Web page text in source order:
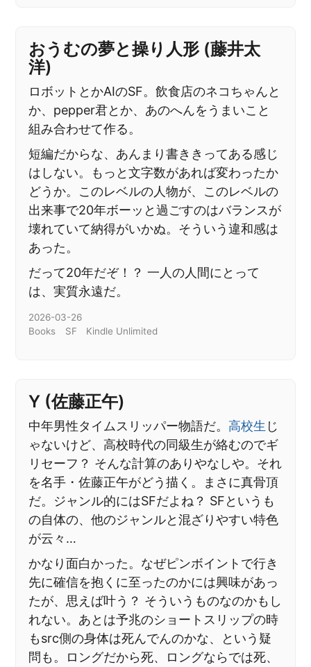
おうむの夢と操り人形 (藤井太
洋)
ロボットとかAIのSF。飲食店のネコちゃんと
か、pepper君とか、あのへんをうまいこと
組み合わせて作る。
短編だからな、あんまり書ききってある感じ
はしない。もっと文字数があれば変わったか
どうか。このレベルの人物が、このレベルの
出来事で20年ボーッと過ごすのはバランスが
壊れていて納得がいかぬ。そういう違和感は
あった。
だって20年だぞ！？ 一人の人間にとって
は、実質永遠だ。
2026-03-26
Books
SF Kindle Unlimited
Y (佐藤正午)
中年男性タイムスリッパー物語だ。 高校生 じ
ゃないけど、高校時代の同級生が絡むのでギ
リセーフ？ そんな計算のありやなしや。それ
を名手・佐藤正午がどう描く。まさに真骨頂
だ。ジャンル的にはSFだよね？ SFというも
の自体の、他のジャンルと混ざりやすい特色
が云々…
かなり面白かった。なぜピンボイントで行き
先に確信を抱くに至ったのかには興味があっ
たが、思えば叶う？ そういうものなのかもし
れない。あとは予兆のショートスリップの時
もsrc側の身体は死んでんのかな、という疑
問も。ロングだから死、ロングならでは死、